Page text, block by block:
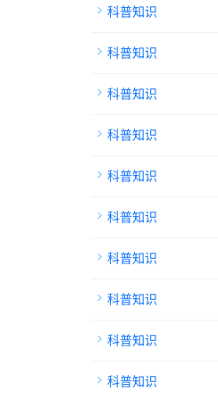
科普知识
科普知识
科普知识
科普知识
科普知识
科普知识
科普知识
科普知识
科普知识
科普知识